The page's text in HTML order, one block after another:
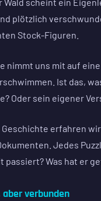
plötzlich
Stock-Figuren.
nimmt uns mit auf
Ist das,
Oder sein eigener
Geschichte erfahren
Jedes
passiert? Was hat er
verbunden